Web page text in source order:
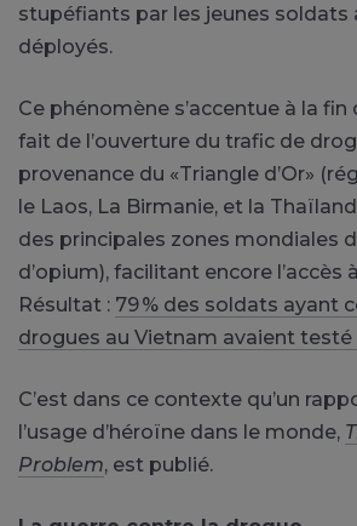
stupéfiants par les jeunes soldats
déployés.
Ce phénomène s’accentue à la fin
fait de l’ouverture du trafic de
provenance du «Triangle d’Or»
le Laos, La Birmanie, et la
des principales zones mondiales
d’opium), facilitant encore l’accès
Résultat : 79 % des soldats ayant
drogues au Vietnam avaient testé
C’est dans ce contexte qu’un
l’usage d’héroïne dans le monde,
Problem, est publié.